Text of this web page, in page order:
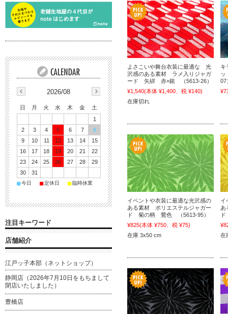
よさこいや舞台衣装に最適な 光
沢感のある素材 ラメ入りジャガ
ード 矢絣 赤×銀 （5613-26）
¥1,540(本体 ¥1,400、税 ¥140)
在庫切れ
キ
07
イベントや衣装に最適な光沢感の
ある素材 ポリエステルジャガー
ド 菊の柄 鶯色 （5613-95）
¥825(本体 ¥750、税 ¥75)
在庫 3x50 cm
イ
あ
在
2026/08
日 月 火 水 木 金
土
1
2
3 4 5 6 7
8
9
10 11 12 13 14
15
16
17 18 19 20 21
22
23
24 25 26 27 28
29
30
31
■今日 ■定休日 ■臨時休業
注目キーワード
店舗紹介
江戸ッ子本部（ネットショップ）
静岡店（2026年7月10日をもちまして
閉店いたしました）
豊橋店